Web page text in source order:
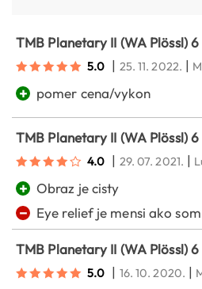
TMB Planetary II (WA Plössl)
5.0 | 25. 11. 2022. |
+ pomer cena/vykon
TMB Planetary II (WA Plössl)
4.0 | 29. 07. 2021. |
+ Obraz je cisty
− Eye relief je mensi ako
TMB Planetary II (WA Plössl)
5.0 | 16. 10. 2020. |